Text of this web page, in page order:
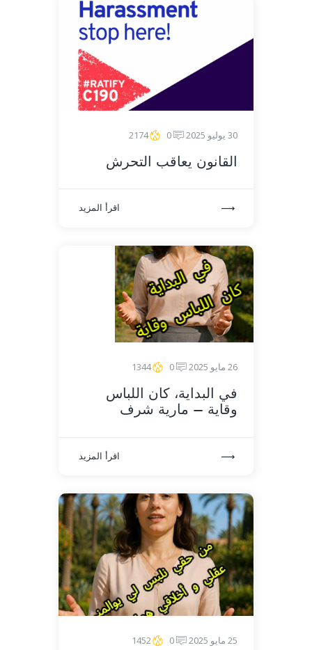
30 يوليو 2025 0
2174
القانون يعاقب التحرش
اقرأ المزيد
26 مايو 2025 0
1344
في البداية، كان اللباس
وقاية – مارية شرف
اقرأ المزيد
25 مايو 2025 0
1452